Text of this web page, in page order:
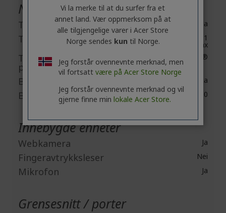
Nettverk & Kommunikasjon
Trådløs LAN Ja
Trådløs LAN standard IEEE 802.11
a/b/g/n/ac/ax
Trådløs LAN
produsent
Intel®
Bluetooth Ja
Bluetooth standard Bluetooth 5.0
Innebygde enheter
Webkamera Ja
Fingeravtrykksleser Nei
Mikrofon Ja
Grensesnitt / porter
Vi la merke til at du surfer fra et
annet land. Vær oppmerksom på at
alle tilgjengelige varer i Acer Store
Norge sendes kun til Norge.
Jeg forstår ovennevnte merknad, men
vil fortsatt være på Acer Store Norge
Jeg forstår ovennevnte merknad og vil
gjerne finne min lokale Acer Store.